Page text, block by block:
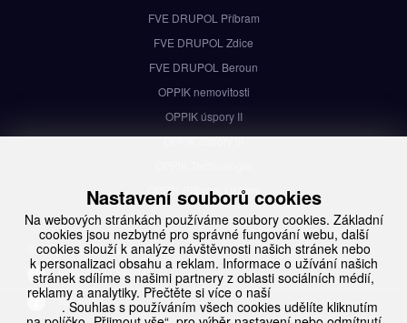
Nastavení souborů cookies
Na webových stránkách používáme soubory cookies. Základní
cookies jsou nezbytné pro správné fungování webu, další
cookies slouží k analýze návštěvnosti našich stránek nebo
k personalizaci obsahu a reklam. Informace o užívání našich
stránek sdílíme s našimi partnery z oblasti sociálních médií,
reklamy a analytiky. Přečtěte si více o naší
. Souhlas s používáním všech cookies udělíte kliknutím
FVE DRUPOL Příbram
FVE DRUPOL Zdice
FVE DRUPOL Beroun
OPPIK nemovitosti
OPPIK úspory II
OPPIK úspory III
OPPIK Příbram Úspory
Sledujte nás na Facebooku
Autosalony Škoda
TaLampa